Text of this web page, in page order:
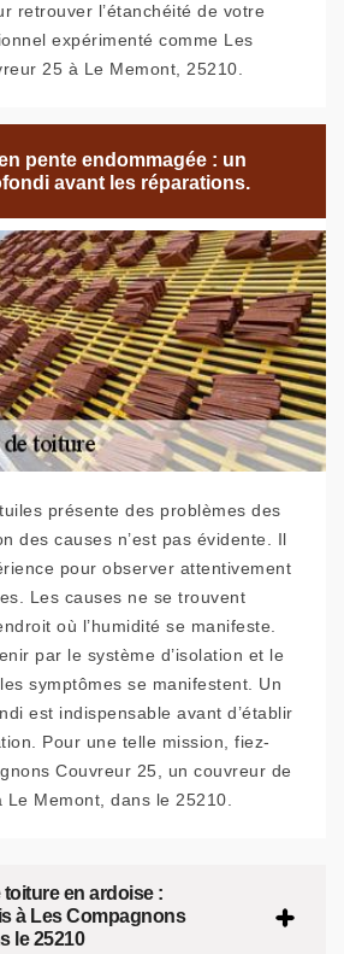
retrouver l’étanchéité de votre
expérimenté comme Les
25 à Le Memont, 25210.
pente endommagée : un
avant les réparations.
présente des problèmes des
des causes n’est pas évidente. Il
pour observer attentivement
Les causes ne se trouvent
où l’humidité se manifeste.
par le système d’isolation et le
symptômes se manifestent. Un
est indispensable avant d’établir
Pour une telle mission, fiez-
Couvreur 25, un couvreur de
Le Memont, dans le 25210.
toiture en ardoise :
à Les Compagnons
le 25210